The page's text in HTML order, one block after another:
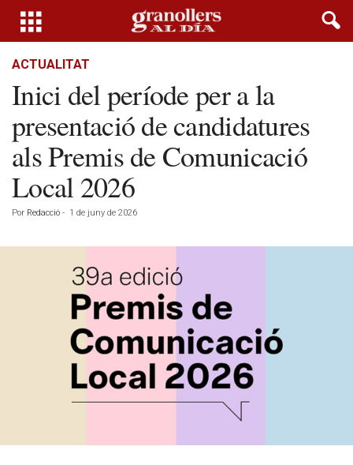
ACTUALITAT
Inici del període per a la
presentació de candidatures
als Premis de Comunicació
Local 2026
Por Redacció - 1 de juny de 2026